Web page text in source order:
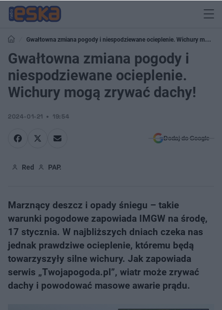
Gwałtowna zmiana pogody i niespodziewane ocieplenie. Wichury mogą
zrywać dachy!
Gwałtowna zmiana pogody i
niespodziewane ocieplenie.
Wichury mogą zrywać dachy!
2024-01-21 19:54
Dodaj do Google
Red PAP.
Marznący deszcz i opady śniegu – takie
warunki pogodowe zapowiada IMGW na środę,
17 stycznia. W najbliższych dniach czeka nas
jednak prawdziwe ocieplenie, któremu będą
towarzyszyły silne wichury. Jak zapowiada
serwis „Twojapogoda.pl”, wiatr może zrywać
dachy i powodować masowe awarie prądu.